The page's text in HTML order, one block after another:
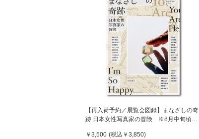
【再入荷予約／展覧会図録】まなざしの奇
跡 日本女性写真家の冒険 ※8月中旬頃入
￥3,500 (税込 ￥3,850)